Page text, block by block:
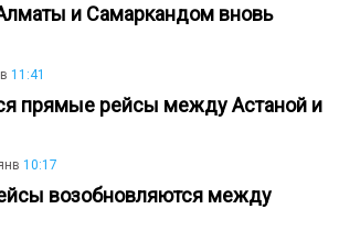
и Самаркандом вновь
11:41
прямые рейсы между Астаной и
10:17
возобновляются между